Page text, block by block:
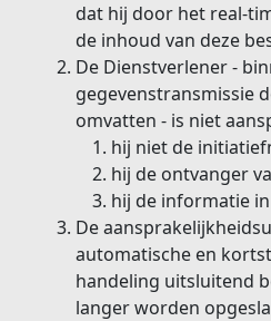
dat hij door het real-
de inhoud van deze
De Dienstverlener -
gegevenstransmissie
omvatten - is niet
hij niet de
hij de ontvanger
hij de informatie
De
automatische en
handeling uitsluitend
langer worden